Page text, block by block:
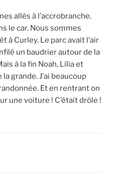
allés à l’accrobranche.
le car. Nous sommes
à Curley. Le parc avait l’air
un baudrier autour de la
à la fin Noah, Lilia et
grande. J’ai beaucoup
Et en rentrant on
une voiture ! C’était drôle !